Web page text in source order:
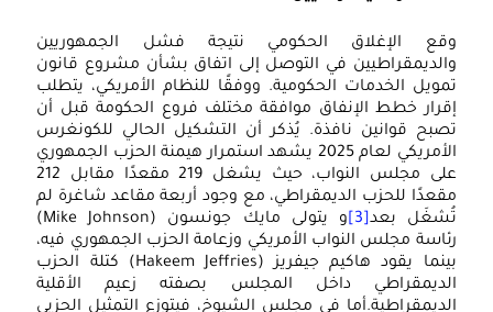
الإغلاق الحكومي نتيجة فشل الجمهوريين
في التوصل إلى اتفاق بشأن مشروع قانون
الخدمات الحكومية. ووفقًا للنظام الأمريكي، يتطلب
خطط الإنفاق موافقة مختلف فروع الحكومة قبل أن
قوانين نافذة. يُذكر أن التشكيل الحالي للكونغرس
الأمريكي لعام 2025 يشهد استمرار هيمنة الحزب الجمهوري
على مجلس النواب، حيث يشغل 219 مقعدًا مقابل 212
للحزب الديمقراطي، مع وجود أربعة مقاعد شاغرة لم
بعد[3]
و يتولى مايك جونسون (Mike Johnson)
مجلس النواب الأمريكي وزعامة الحزب الجمهوري فيه،
بينما يقود هاكيم جيفريز (Hakeem Jeffries) كتلة الحزب
داخل المجلس بصفته زعيم الأقلية
في مجلس الشيوخ، فيتوزع التمثيل الحزبي